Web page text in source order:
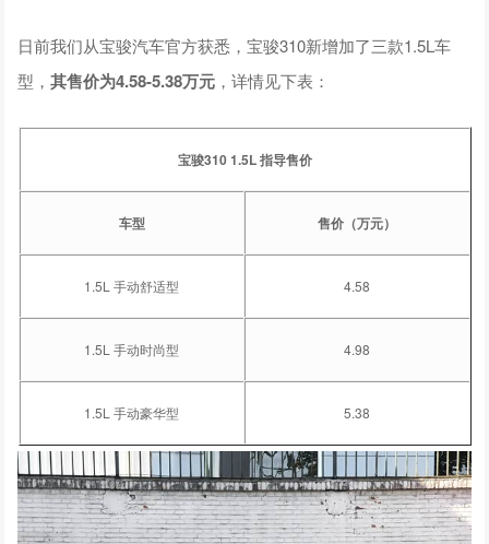
日前我们从宝骏汽车官方获悉，宝骏310新增加了三款1.5L车
型，其售价为4.58-5.38万元 ，详情见下表：
宝骏310 1.5L 指导售价
车型 售价（万元）
1.5L 手动舒适型 4.58
1.5L 手动时尚型 4.98
1.5L 手动豪华型 5.38